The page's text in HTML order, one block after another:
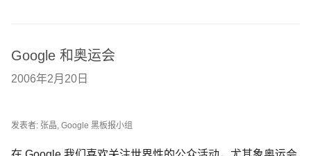
Google 和奥运会
2006年2月20日
发表者: 张晶, Google 黑板报小组